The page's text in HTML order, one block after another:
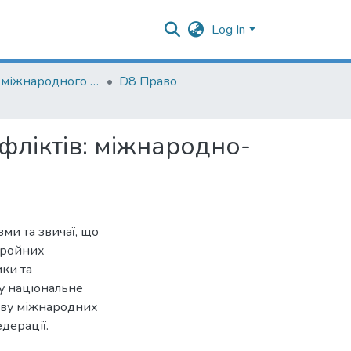
Log In
Кафедра міжнародного і європейського права
D8 Право
міжнародно-
та звичаї, що
та
національне
міжнародних